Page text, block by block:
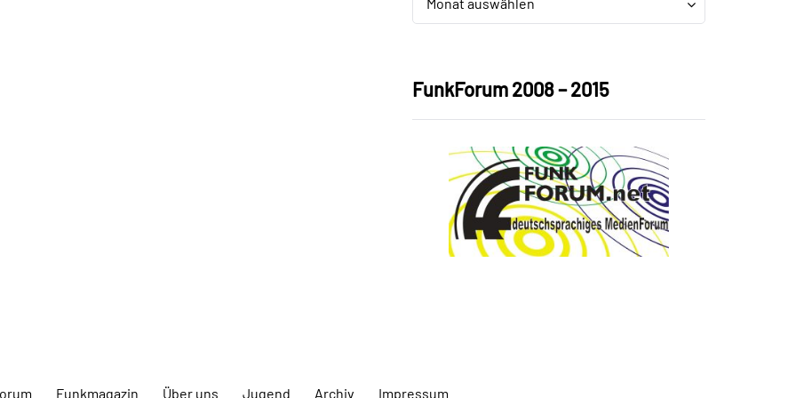
Monat auswählen
FunkForum 2008 – 2015
Funkmagazin Über uns Jugend Archiv Impressum